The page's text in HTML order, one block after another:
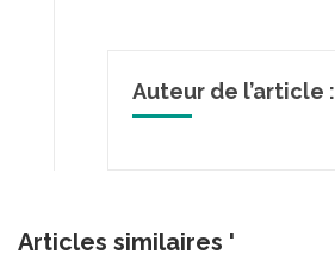
Auteur de l’article :
Articles similaires '